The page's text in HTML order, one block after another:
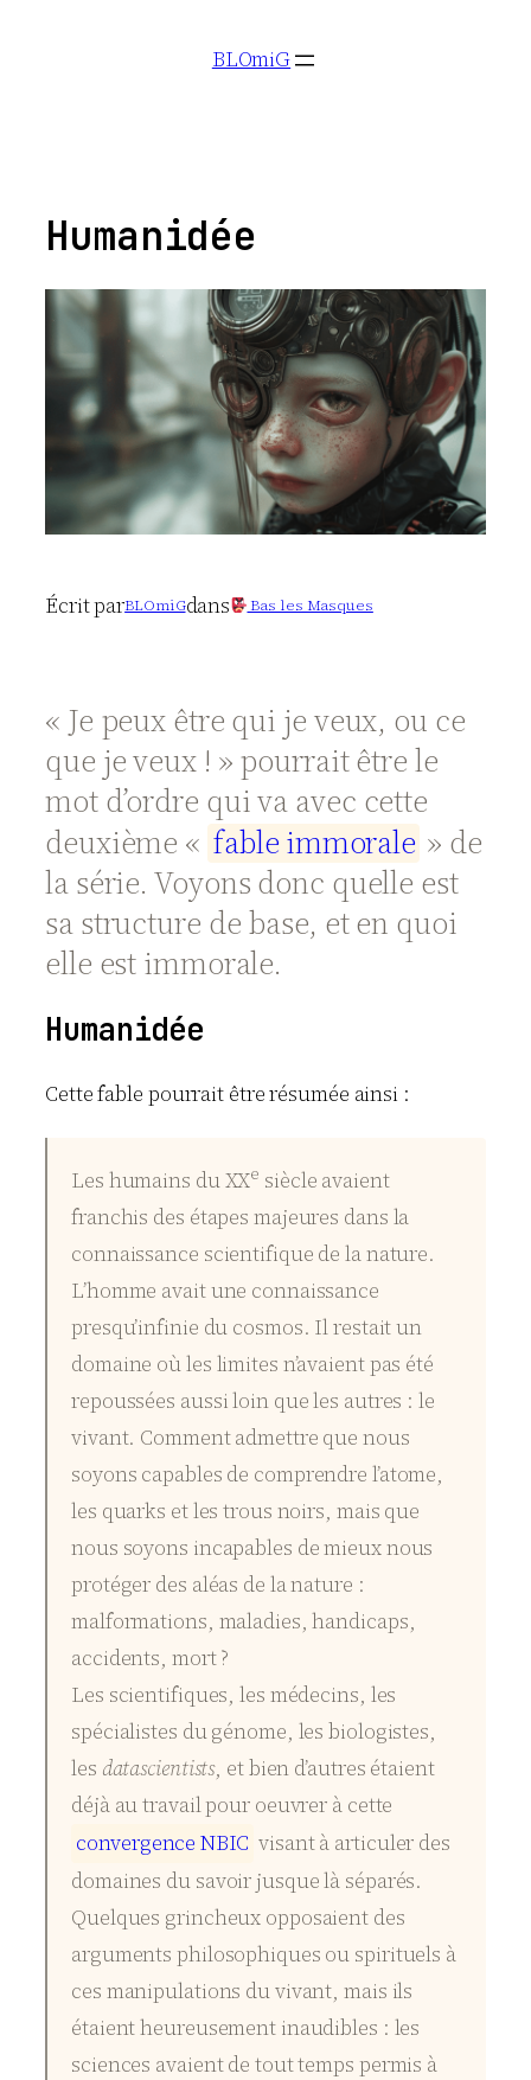
BLOmiG
Humanidée
Écrit parBLOmiGdans Bas les Masques
« Je peux être qui je veux, ou ce
que je veux ! » pourrait être le
mot d’ordre qui va avec cette
deuxième « fableimmorale » de
la série. Voyons donc quelle est
sa structure de base, et en quoi
elle est immorale.
Humanidée
Cette fable pourrait être résumée ainsi :
Les humains du XXe siècle avaient
franchis des étapes majeures dans la
connaissance scientifique de la nature.
L’homme avait une connaissance
presqu’infinie du cosmos. Il restait un
domaine où les limites n’avaient pas été
repoussées aussi loin que les autres : le
vivant. Comment admettre que nous
soyons capables de comprendre l’atome,
les quarks et les trous noirs, mais que
nous soyons incapables de mieux nous
protéger des aléas de la nature :
malformations, maladies, handicaps,
accidents, mort ?
Les scientifiques, les médecins, les
spécialistes du génome, les biologistes,
les datascientists, et bien d’autres étaient
déjà au travail pour oeuvrer à cette
convergence NBIC visant à articuler des
domaines du savoir jusque là séparés.
Quelques grincheux opposaient des
arguments philosophiques ou spirituels à
ces manipulations du vivant, mais ils
étaient heureusement inaudibles : les
sciences avaient de tout temps permis à